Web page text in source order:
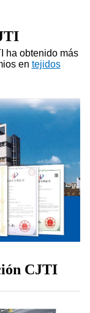
ha obtenido más
en tejidos
CJTI